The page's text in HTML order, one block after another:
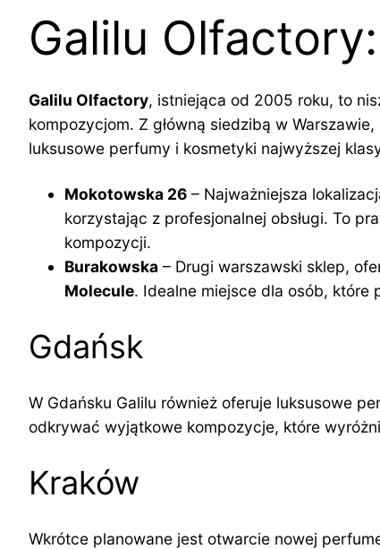
Galilu
Galilu Olfactory, istniejąca od 2005 roku, to
kompozycjom. Z główną siedzibą w
luksusowe perfumy i kosmetyki najwyższej
Mokotowska 26 – Najważniejsza
korzystając z profesjonalnej obsługi. To
kompozycji.
Burakowska – Drugi warszawski sklep,
Molecule. Idealne miejsce dla osób,
Gdańsk
W Gdańsku Galilu również oferuje luksusowe
odkrywać wyjątkowe kompozycje, które
Kraków
Wkrótce planowane jest otwarcie nowej